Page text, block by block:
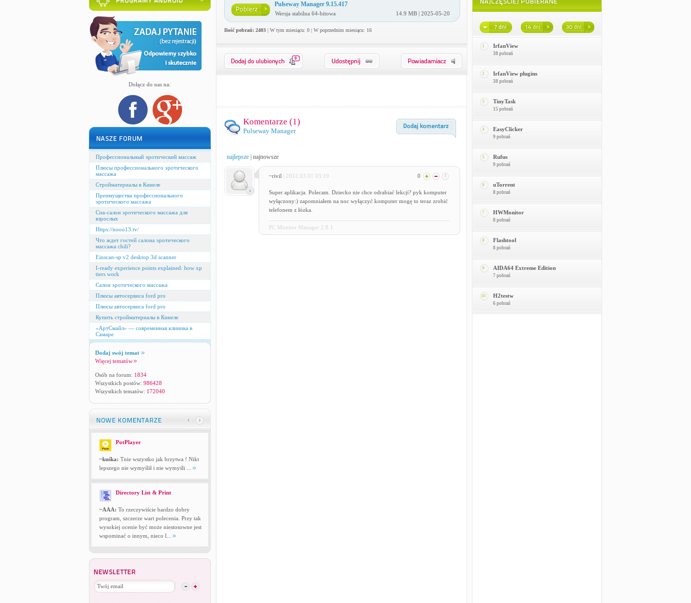
Dołącz do nas na:
Профессиональный эротический массаж
Плюсы профессионального эротического
массажа
Стройматериалы в Кинеле
Преимущества профессионального
эротического массажа
Спа-салон эротического массажа для
взрослых
Https://nooo13.tv/
Что ждет гостей салона эротического
массажа chili?
Einscan-sp v2 desktop 3d scanner
I-ready experience points explained: how xp
tiers work
Салон эротического массажа
Плюсы автосервиса ford pro
Плюсы автосервиса ford pro
Купить стройматериалы в Кинеле
«АртСмайл» — современная клиника в
Самаре
Dodaj swój temat
Więcej tematów
Osób na forum: 1834
Wszystkich postów: 986428
Wszystkich tematów: 172040
PotPlayer
~kuśka: Tnie wszystko jak brzytwa ! Nikt
lepszego nie wymyślił i nie wymyśli ...
Directory List & Print
~AAA: To rzeczywiście bardzo dobry
program, szczerze wart polecenia. Przy tak
wysokiej ocenie być może niestosowne jest
wspominać o innym, nieco l...
Pulseway Manager 9.15.417
Wersja stabilna 64-bitowa 14.9 MB | 2025-05-20
Ilość pobrań: 2403| W tym miesiącu: 0 | W poprzednim miesiącu: 16
0
Komentarze (1)
Pulseway Manager
najlepsze| najnowsze
~rivil | 2012.03.01 03:19 0
Super aplikacja. Polecam. Dziecko nie chce odrabiać lekcji? pyk komputer
wyłączony:) zapomniałem na noc wyłączyć komputer mogę to teraz zrobić
telefonem z łózka.
PC Monitor Manager 2.8.1
1 IrfanView
38 pobrań
2 IrfanView plugins
38 pobrań
3 TinyTask
15 pobrań
4 EasyClicker
9 pobrań
5 Rufus
9 pobrań
6 uTorrent
8 pobrań
7 HWMonitor
8 pobrań
8 Flashtool
8 pobrań
9 AIDA64 Extreme Edition
7 pobrań
10 H2testw
6 pobrań